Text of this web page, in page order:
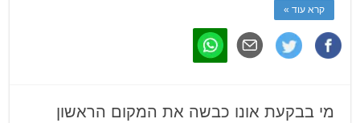
קרא עוד »
מי בבקעת אונו כבשה את המקום הראשון